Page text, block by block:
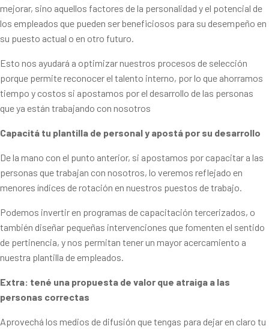
mejorar, sino aquellos factores de la personalidad y el potencial de
los empleados que pueden ser beneficiosos para su desempeño en
su puesto actual o en otro futuro.
Esto nos ayudará a optimizar nuestros procesos de selección
porque permite reconocer el talento interno, por lo que ahorramos
tiempo y costos si apostamos por el desarrollo de las personas
que ya están trabajando con nosotros
Capacitá tu plantilla de personal y apostá por su desarrollo
De la mano con el punto anterior, si apostamos por capacitar a las
personas que trabajan con nosotros, lo veremos reflejado en
menores índices de rotación en nuestros puestos de trabajo.
Podemos invertir en programas de capacitación tercerizados, o
también diseñar pequeñas intervenciones que fomenten el sentido
de pertinencia, y nos permitan tener un mayor acercamiento a
nuestra plantilla de empleados.
Extra: tené una propuesta de valor que atraiga a las
personas correctas
Aprovechá los medios de difusión que tengas para dejar en claro tu